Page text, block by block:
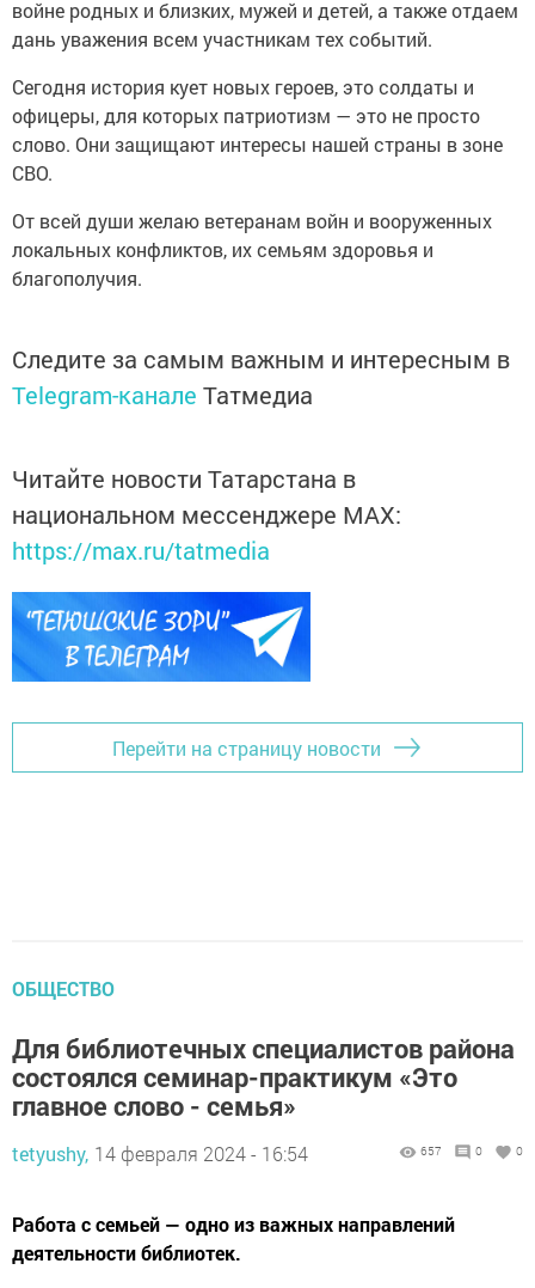
войне родных и близких, мужей и детей, а также отдаем
дань уважения всем участникам тех событий.
Сегодня история кует новых героев, это солдаты и
офицеры, для которых патриотизм — это не просто
слово. Они защищают интересы нашей страны в зоне
СВО.
От всей души желаю ветеранам войн и вооруженных
локальных конфликтов, их семьям здоровья и
благополучия.
Следите за самым важным и интересным в
Telegram-канале Татмедиа
Читайте новости Татарстана в
национальном мессенджере MАХ:
https://max.ru/tatmedia
Перейти на страницу новости
ОБЩЕСТВО
Для библиотечных специалистов района
состоялся семинар-практикум «Это
главное слово - семья»
tetyushy, 14 февраля 2024 - 16:54 657 0 0
Работа с семьей — одно из важных направлений
деятельности библиотек.